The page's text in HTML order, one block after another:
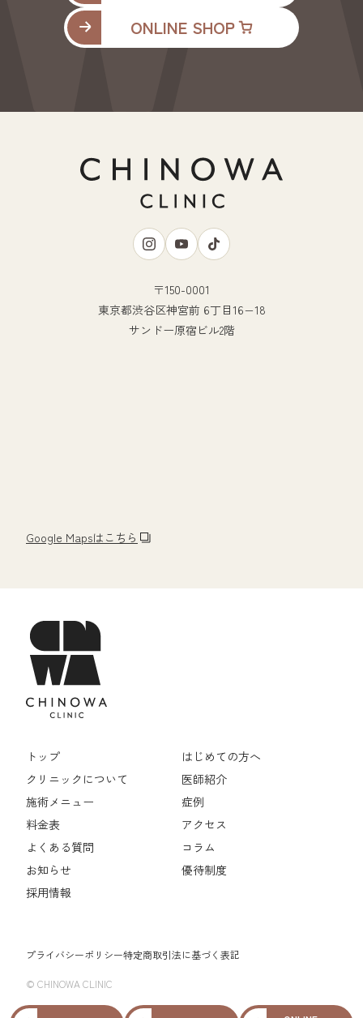
ONLINE SHOP
Google Mapsはこちら
〒150-0001
東京都渋谷区神宮前 6丁目16−18
サンドー原宿ビル2階
トップ
はじめての方へ
クリニックについて
医師紹介
施術メニュー
症例
料金表
アクセス
よくある質問
コラム
お知らせ
優待制度
採用情報
プライバシーポリシー特定商取引法に基づく表記
© CHINOWA CLINIC